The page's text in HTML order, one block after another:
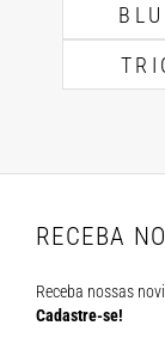
RECEBA
Receba nossas
Cadastre-se!